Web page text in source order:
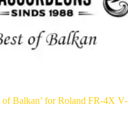
of Balkan’ for Roland FR-4X V-